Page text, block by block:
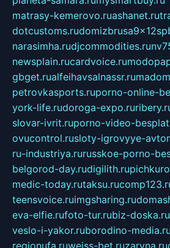
matrasy-kemerovo.ruashanet.ru
dotcustoms.ru
narasimha.rudjcommodities.ru
newsplain.rucardvoice.ru
gbget.rualfeihavsalnassr.ru
petrovkasports.ruporno-online-
york-life.rudoroga-expo.ru
slovar-ivrit.ruporno-video-
ovucontrol.rusloty-igrovyye-
ru-industriya.rurusskoe-porno-
belgorod-day.rudigilith.ru
medic-today.rutaksu.ru
teensvoice.ruimgsharing.ru
eva-elfie.rufoto-tur.rubiz-doska.ru
veslo-i-yakor.ruborodino-media.ru